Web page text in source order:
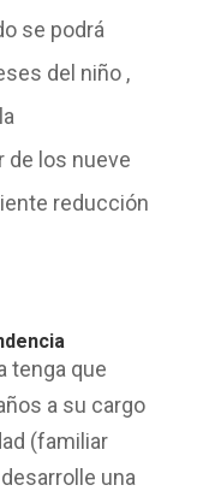
se podrá
del niño,
de los nueve
reducción
tenga que
a su cargo
(familiar
una